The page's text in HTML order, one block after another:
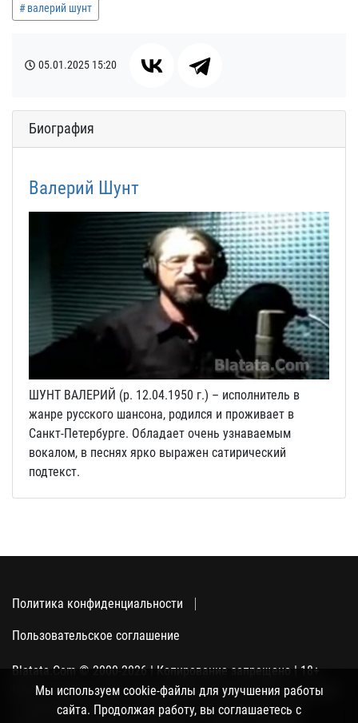
валерий шунт
05.01.2025 15:20
Биография
Валерий Шунт
ШУНТ ВАЛЕРИЙ (р. 12.04.1950 г.) – исполнитель в
жанре русского шансона, родился и проживает в
Санкт-Петербурге. Обладает очень узнаваемым
вокалом, в песнях ярко выражен сатирический
подтекст.
Политика конфиденциальности
Пользовательское соглашение
Blatata.Com © 2000-2026 | Копирование запрещено | 18+
Использование сайта подразумевает ваше полное согласие
с политикой конфиденциальности, пользовательским
Мы используем cookie-файлы для улучшения работы
сайта. Продолжая работу, вы соглашаетесь с